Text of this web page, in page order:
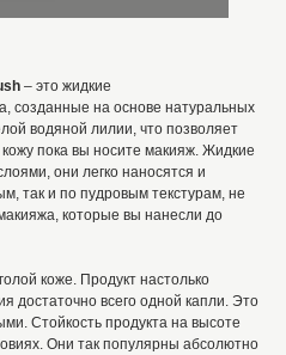
– это жидкие
созданные на основе натуральных
водяной лилии, что позволяет
пока вы носите макияж. Жидкие
они легко наносятся и
так и по пудровым текстурам, не
которые вы нанесли до
коже. Продукт настолько
достаточно всего одной капли. Это
Стойкость продукта на высоте
Они так популярны абсолютно